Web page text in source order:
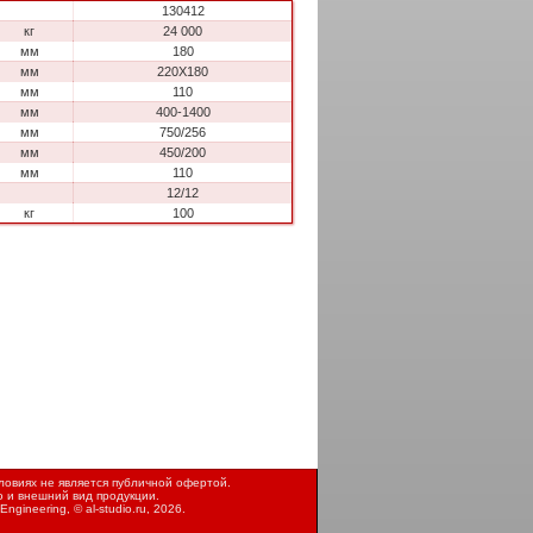
130412
кг
24 000
мм
180
мм
220X180
мм
110
мм
400-1400
мм
750/256
мм
450/200
мм
110
12/12
кг
100
не является публичной офертой.
и внешний вид продукции.
©al-studio.ru , 2026.